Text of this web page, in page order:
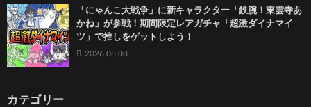
「にゃんこ大戦争」に新キャラクター「鉄腕！東雲寺あ
かね」が参戦！期間限定レアガチャ「超激ダイナマイ
ツ」で推しをゲットしよう！
2026.08.08
カテゴリー